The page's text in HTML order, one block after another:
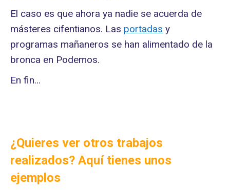
El caso es que ahora ya nadie se acuerda de
másteres cifentianos. Las portadas y
programas mañaneros se han alimentado de la
bronca en Podemos.
En fin…
¿Quieres ver otros trabajos
realizados? Aquí tienes unos
ejemplos